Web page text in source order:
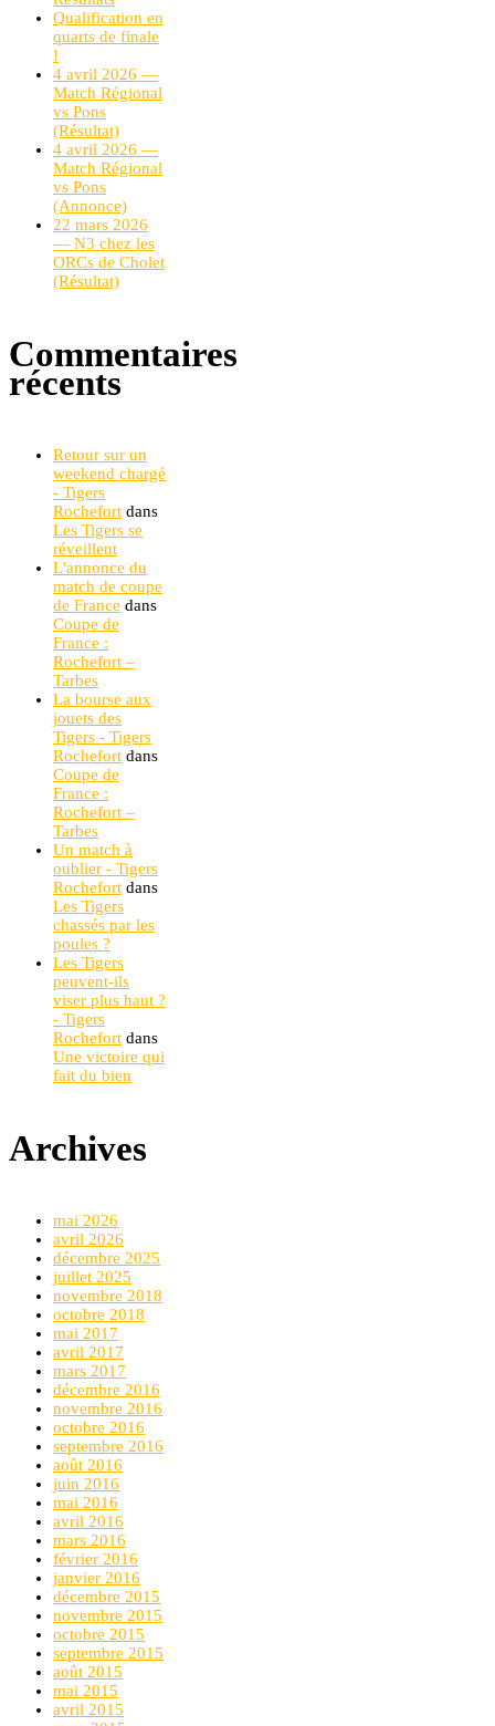
Qualification en
quarts de finale
!
4 avril 2026 —
Match Régional
vs Pons
(Résultat)
4 avril 2026 —
Match Régional
vs Pons
(Annonce)
22 mars 2026
— N3 chez les
ORCs de Cholet
(Résultat)
Commentaires
récents
Retour sur un
weekend chargé
- Tigers
Rochefort dans
Les Tigers se
réveillent
L'annonce du
match de coupe
de France dans
Coupe de
France :
Rochefort –
Tarbes
La bourse aux
jouets des
Tigers - Tigers
Rochefort dans
Coupe de
France :
Rochefort –
Tarbes
Un match à
oublier - Tigers
Rochefort dans
Les Tigers
chassés par les
poules ?
Les Tigers
peuvent-ils
viser plus haut ?
- Tigers
Rochefort dans
Une victoire qui
fait du bien
Archives
mai 2026
avril 2026
décembre 2025
juillet 2025
novembre 2018
octobre 2018
mai 2017
avril 2017
mars 2017
décembre 2016
novembre 2016
octobre 2016
septembre 2016
août 2016
juin 2016
mai 2016
avril 2016
mars 2016
février 2016
janvier 2016
décembre 2015
novembre 2015
octobre 2015
septembre 2015
août 2015
mai 2015
avril 2015